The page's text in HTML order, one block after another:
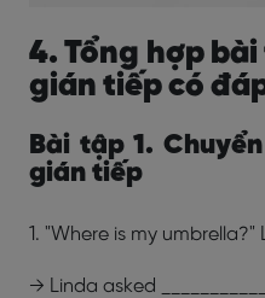
4. Tổng hợp
gián tiếp có
Bài tập 1.
gián tiếp
1. "Where is my umbrella?"
→ Linda asked